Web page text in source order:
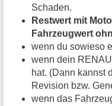
Schaden.
Restwert mit
Fahrzeugwert
wenn du sowieso
wenn dein
hat. (Dann kannst
Revision bzw.
wenn das